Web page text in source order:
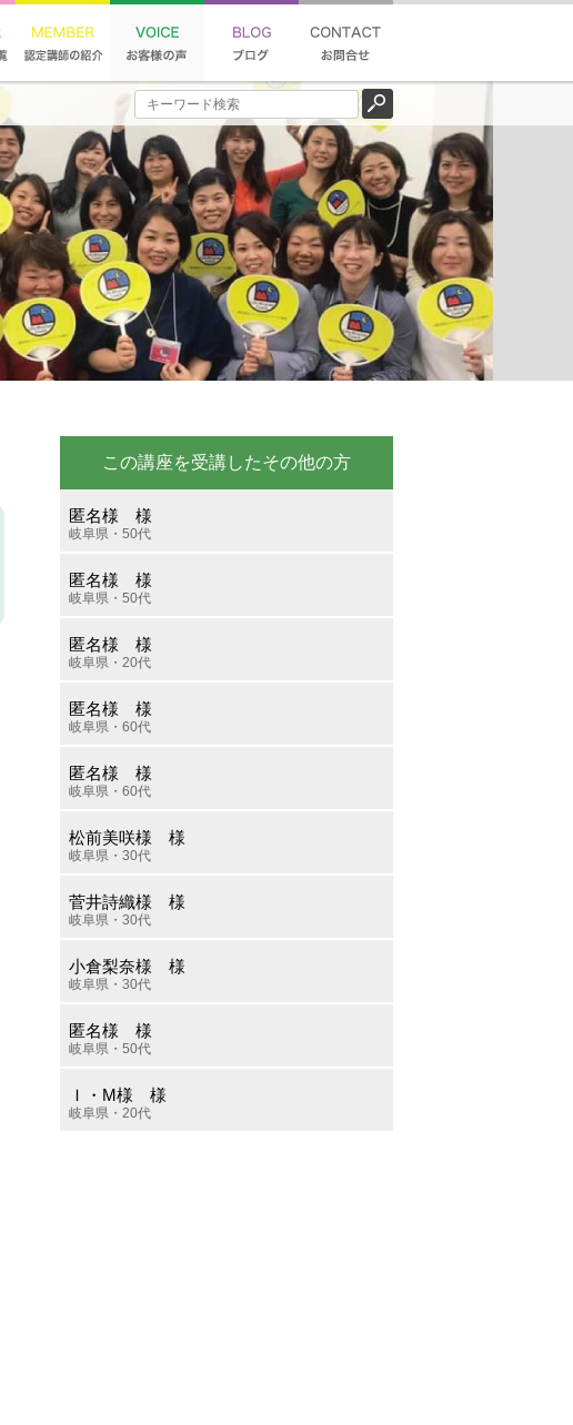
この講座を受講したその他の方
匿名様 様
岐阜県・50代
匿名様 様
岐阜県・50代
匿名様 様
岐阜県・20代
匿名様 様
岐阜県・60代
匿名様 様
岐阜県・60代
松前美咲様 様
岐阜県・30代
菅井詩織様 様
岐阜県・30代
小倉梨奈様 様
岐阜県・30代
匿名様 様
岐阜県・50代
Ｉ・M様 様
岐阜県・20代